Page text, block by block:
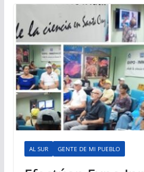
AL SUR GENTE DE MI PUEBLO